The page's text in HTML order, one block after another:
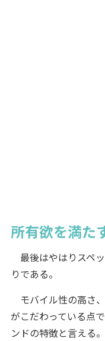
所有欲を満た
最後はやはりスペ
りである。
モバイル性の高さ
がこだわっている点
ンドの特徴と言える。